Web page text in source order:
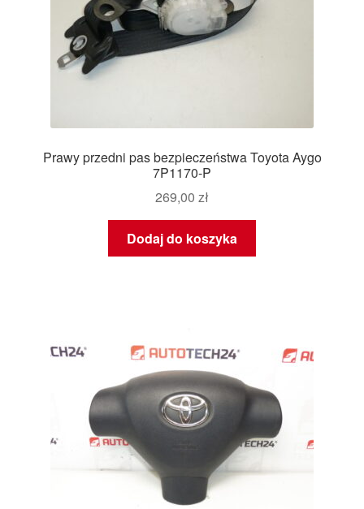
Prawy przedni pas bezpieczeństwa Toyota Aygo
7P1170-P
269,00 zł
Dodaj do koszyka